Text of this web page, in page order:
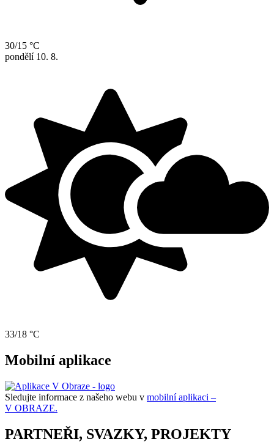
30/15 °C
pondělí 10. 8.
33/18 °C
Mobilní aplikace
Sledujte informace z našeho webu v mobilní aplikaci –
V OBRAZE.
PARTNEŘI, SVAZKY, PROJEKTY